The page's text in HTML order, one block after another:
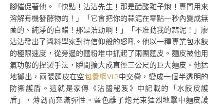
腳催促著他。「快點！沾沾先生！那是醋酸離子炮！專門用來
溶解有機發酵物的！」「它會把你的蒜泥在零點一秒內變成無
菌的、純淨的白醋！那是浩劫啊！」「不准動我的蒜泥！」廖
沾沾發出了醬料學家對待信仰般的怒吼。他以一種專業包水餃
的極限速度，從旁邊的麵粉堆中抓起了兩團麵皮。麵皮被他用
氣功般的捏製手法，瞬間擴大成直徑三公尺的巨大麵皮。他猛
地擲出，兩張麵皮在空包養網VIP中交疊，變成一個半透明的
防禦護盾。這就是家傳《沾醬秘笈》中記載的「水餃皮護
盾」，薄韌而充滿彈性。藍色離子炮光束猛烈地擊中麵皮護